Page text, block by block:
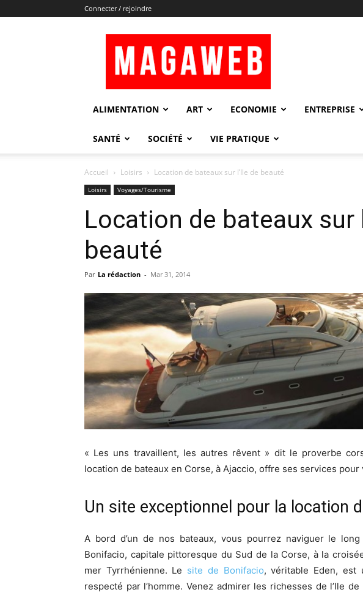
Connecter / rejoindre
ALIMENTATION ART ECONOMIE ENTREPRISE
SANTÉ SOCIÉTÉ VIE PRATIQUE
Accueil Loisirs Location de bateaux sur l’Ile de beauté
Loisirs Voyages/Tourisme
Location de bateaux sur
beauté
Par La rédaction - Mar 31, 2014
« Les uns travaillent, les autres rêvent » dit le proverbe
location de bateaux en Corse, à Ajaccio, offre ses services pour
Un site exceptionnel pour la location
A bord d’un de nos bateaux, vous pourrez naviguer le
Bonifacio, capitale pittoresque du Sud de la Corse, à la
mer Tyrrhénienne. Le site de Bonifacio, véritable Eden,
respecté par l’homme. Venez admirer les richesses de l’Ile